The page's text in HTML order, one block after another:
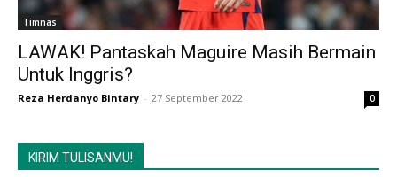
Timnas
LAWAK! Pantaskah Maguire Masih Bermain
Untuk Inggris?
Reza Herdanyo Bintary - 27 September 2022 0
KIRIM TULISANMU!